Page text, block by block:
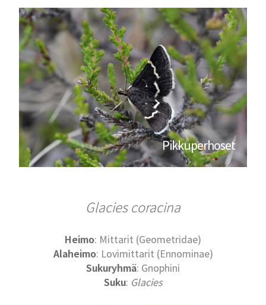
Pikkuperhoset
Glacies coracina
Heimo: Mittarit (Geometridae)
Alaheimo: Lovimittarit (Ennominae)
Sukuryhmä: Gnophini
Suku: Glacies